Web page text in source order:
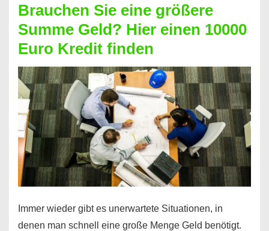
Geht
das
überhaupt?
Na
klar!
Brauchen Sie eine größere
Summe Geld? Hier einen 10000
Euro Kredit finden
Immer wieder gibt es unerwartete Situationen, in
denen man schnell eine große Menge Geld benötigt.